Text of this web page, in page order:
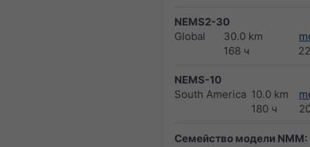
NEMS2-30
Global
30.0 km
168 ч
NEMS-10
South America 10.0 km
180 ч
Семейство модели NMM: